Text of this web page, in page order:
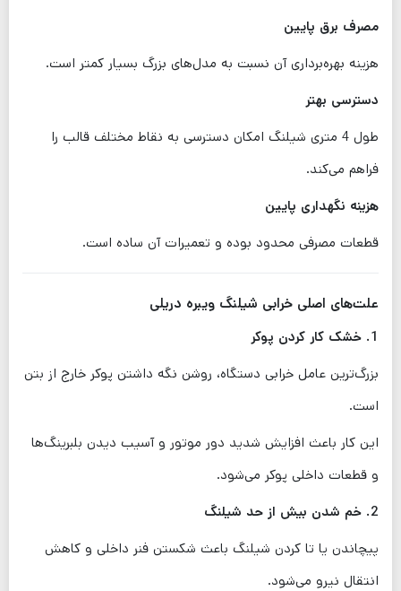
مصرف برق پایین
هزینه بهره‌برداری آن نسبت به مدل‌های بزرگ بسیار کمتر است.
دسترسی بهتر
طول 4 متری شیلنگ امکان دسترسی به نقاط مختلف قالب را
فراهم می‌کند.
هزینه نگهداری پایین
قطعات مصرفی محدود بوده و تعمیرات آن ساده است.
علت‌های اصلی خرابی شیلنگ ویبره دریلی
1. خشک کار کردن پوکر
بزرگ‌ترین عامل خرابی دستگاه، روشن نگه داشتن پوکر خارج از بتن
است.
این کار باعث افزایش شدید دور موتور و آسیب دیدن بلبرینگ‌ها
و قطعات داخلی پوکر می‌شود.
2. خم شدن بیش از حد شیلنگ
پیچاندن یا تا کردن شیلنگ باعث شکستن فنر داخلی و کاهش
انتقال نیرو می‌شود.